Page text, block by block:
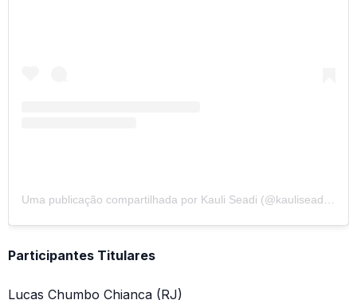
Uma publicação compartilhada por Kauli Seadi (@kauliseadi_253)
Participantes Titulares
Lucas Chumbo Chianca (RJ)